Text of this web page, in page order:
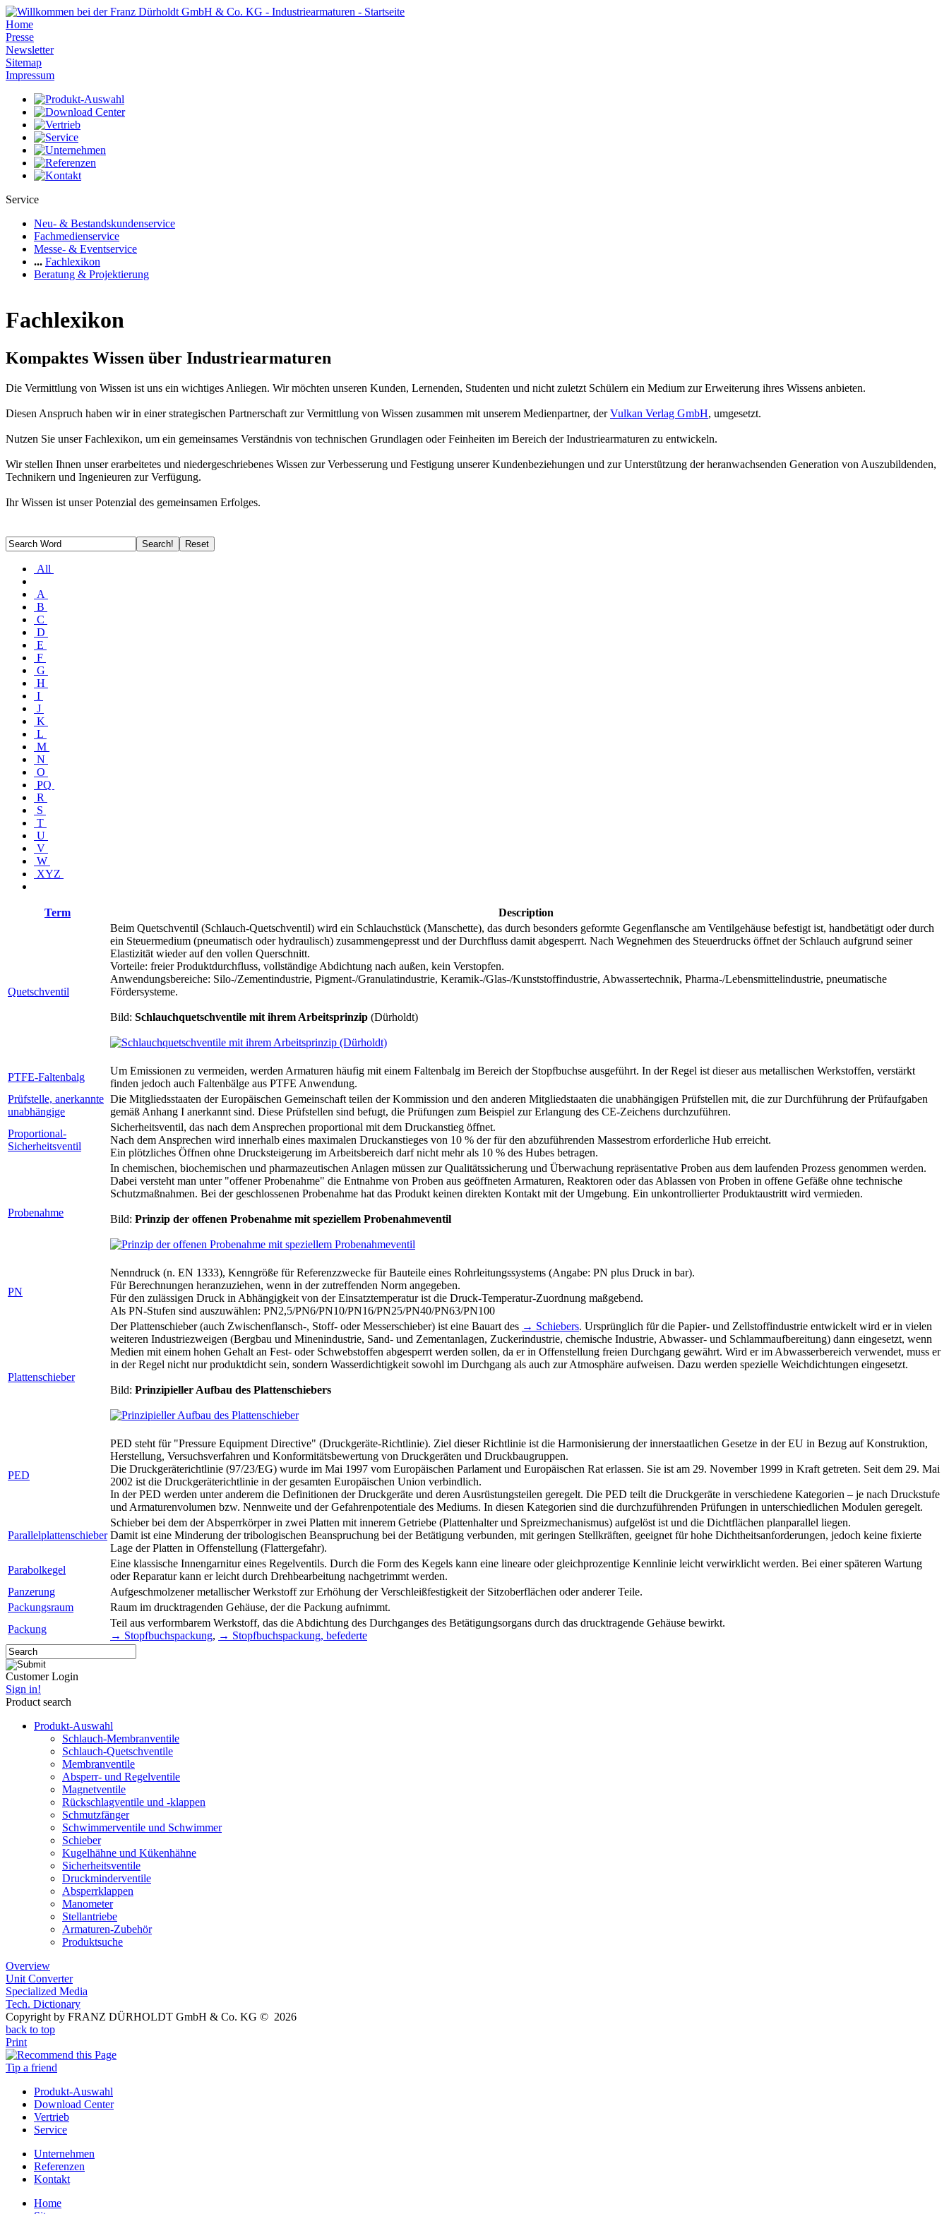
Home
Presse
Newsletter
Sitemap
Impressum
Service
Neu- & Bestandskundenservice
Fachmedienservice
Messe- & Eventservice
... Fachlexikon
Beratung & Projektierung
Fachlexikon
Kompaktes Wissen über Industriearmaturen
Die Vermittlung von Wissen ist uns ein wichtiges Anliegen. Wir möchten unseren Kunden, Lernenden, Studenten und nicht zuletzt Schülern ein Medium zur Erweiterung ihres Wissens anbieten.
Diesen Anspruch haben wir in einer strategischen Partnerschaft zur Vermittlung von Wissen zusammen mit unserem Medienpartner, derVulkan Verlag GmbH, umgesetzt.
Nutzen Sie unser Fachlexikon, um ein gemeinsames Verständnis von technischen Grundlagen oder Feinheiten im Bereich der Industriearmaturen zu entwickeln.
Wir stellen Ihnen unser erarbeitetes und niedergeschriebenes Wissen zur Verbesserung und Festigung unserer Kundenbeziehungen und zur Unterstützung der heranwachsenden Generation von Auszubildenden,
Technikern und Ingenieuren zur Verfügung.
Ihr Wissen ist unser Potenzial des gemeinsamen Erfolges.
All
A
B
C
D
E
F
G
H
I
J
K
L
M
N
O
PQ
R
S
T
U
V
W
XYZ
Term Description
Quetschventil
Beim Quetschventil (Schlauch-Quetschventil) wird ein Schlauchstück (Manschette), das durch besonders geformte Gegenflansche am Ventilgehäuse befestigt ist, handbetätigt oder durch
ein Steuermedium (pneumatisch oder hydraulisch) zusammengepresst und der Durchfluss damit abgesperrt. Nach Wegnehmen des Steuerdrucks öffnet der Schlauch aufgrund seiner
Elastizität wieder auf den vollen Querschnitt.
Vorteile: freier Produktdurchfluss, vollständige Abdichtung nach außen, kein Verstopfen.
Anwendungsbereiche: Silo-/Zementindustrie, Pigment-/Granulatindustrie, Keramik-/Glas-/Kunststoffindustrie, Abwassertechnik, Pharma-/Lebensmittelindustrie, pneumatische
Fördersysteme.
Bild: Schlauchquetschventile mit ihrem Arbeitsprinzip (Dürholdt)
PTFE-Faltenbalg
Um Emissionen zu vermeiden, werden Armaturen häufig mit einem Faltenbalg im Bereich der Stopfbuchse ausgeführt. In der Regel ist dieser aus metallischen Werkstoffen, verstärkt
finden jedoch auch Faltenbälge aus PTFE Anwendung.
Prüfstelle, anerkannte
unabhängige
Die Mitgliedsstaaten der Europäischen Gemeinschaft teilen der Kommission und den anderen Mitgliedstaaten die unabhängigen Prüfstellen mit, die zur Durchführung der Prüfaufgaben
gemäß Anhang I anerkannt sind. Diese Prüfstellen sind befugt, die Prüfungen zum Beispiel zur Erlangung des CE-Zeichens durchzuführen.
Proportional-
Sicherheitsventil
Sicherheitsventil, das nach dem Ansprechen proportional mit dem Druckanstieg öffnet.
Nach dem Ansprechen wird innerhalb eines maximalen Druckanstieges von 10 % der für den abzuführenden Massestrom erforderliche Hub erreicht.
Ein plötzliches Öffnen ohne Drucksteigerung im Arbeitsbereich darf nicht mehr als 10 % des Hubes betragen.
Probenahme
In chemischen, biochemischen und pharmazeutischen Anlagen müssen zur Qualitätssicherung und Überwachung repräsentative Proben aus dem laufenden Prozess genommen werden.
Dabei versteht man unter "offener Probenahme" die Entnahme von Proben aus geöffneten Armaturen, Reaktoren oder das Ablassen von Proben in offene Gefäße ohne technische
Schutzmaßnahmen. Bei der geschlossenen Probenahme hat das Produkt keinen direkten Kontakt mit der Umgebung. Ein unkontrollierter Produktaustritt wird vermieden.
Bild: Prinzip der offenen Probenahme mit speziellem Probenahmeventil
PN
Nenndruck (n. EN 1333), Kenngröße für Referenzzwecke für Bauteile eines Rohrleitungssystems (Angabe: PN plus Druck in bar).
Für Berechnungen heranzuziehen, wenn in der zutreffenden Norm angegeben.
Für den zulässigen Druck in Abhängigkeit von der Einsatztemperatur ist die Druck-Temperatur-Zuordnung maßgebend.
Als PN-Stufen sind auszuwählen: PN2,5/PN6/PN10/PN16/PN25/PN40/PN63/PN100
Plattenschieber
Der Plattenschieber (auch Zwischenflansch-, Stoff- oder Messerschieber) ist eine Bauart des → Schiebers. Ursprünglich für die Papier- und Zellstoffindustrie entwickelt wird er in vielen
weiteren Industriezweigen (Bergbau und Minenindustrie, Sand- und Zementanlagen, Zuckerindustrie, chemische Industrie, Abwasser- und Schlammaufbereitung) dann eingesetzt, wenn
Medien mit einem hohen Gehalt an Fest- oder Schwebstoffen abgesperrt werden sollen, da er in Offenstellung freien Durchgang gewährt. Wird er im Abwasserbereich verwendet, muss er
in der Regel nicht nur produktdicht sein, sondern Wasserdichtigkeit sowohl im Durchgang als auch zur Atmosphäre aufweisen. Dazu werden spezielle Weichdichtungen eingesetzt.
Bild: Prinzipieller Aufbau des Plattenschiebers
PED
PED steht für "Pressure Equipment Directive" (Druckgeräte-Richtlinie). Ziel dieser Richtlinie ist die Harmonisierung der innerstaatlichen Gesetze in der EU in Bezug auf Konstruktion,
Herstellung, Versuchsverfahren und Konformitätsbewertung von Druckgeräten und Druckbaugruppen.
Die Druckgeräterichtlinie (97/23/EG) wurde im Mai 1997 vom Europäischen Parlament und Europäischen Rat erlassen. Sie ist am 29. November 1999 in Kraft getreten. Seit dem 29. Mai
2002 ist die Druckgeräterichtlinie in der gesamten Europäischen Union verbindlich.
In der PED werden unter anderem die Definitionen der Druckgeräte und deren Ausrüstungsteilen geregelt. Die PED teilt die Druckgeräte in verschiedene Kategorien – je nach Druckstufe
und Armaturenvolumen bzw. Nennweite und der Gefahrenpotentiale des Mediums. In diesen Kategorien sind die durchzuführenden Prüfungen in unterschiedlichen Modulen geregelt.
Parallelplattenschieber
Schieber bei dem der Absperrkörper in zwei Platten mit innerem Getriebe (Plattenhalter und Spreizmechanismus) aufgelöst ist und die Dichtflächen planparallel liegen.
Damit ist eine Minderung der tribologischen Beanspruchung bei der Betätigung verbunden, mit geringen Stellkräften, geeignet für hohe Dichtheitsanforderungen, jedoch keine fixierte
Lage der Platten in Offenstellung (Flattergefahr).
Parabolkegel
Eine klassische Innengarnitur eines Regelventils. Durch die Form des Kegels kann eine lineare oder gleichprozentige Kennlinie leicht verwirklicht werden. Bei einer späteren Wartung
oder Reparatur kann er leicht durch Drehbearbeitung nachgetrimmt werden.
Panzerung
Aufgeschmolzener metallischer Werkstoff zur Erhöhung der Verschleißfestigkeit der Sitzoberflächen oder anderer Teile.
Packungsraum
Raum im drucktragenden Gehäuse, der die Packung aufnimmt.
Packung
Teil aus verformbarem Werkstoff, das die Abdichtung des Durchganges des Betätigungsorgans durch das drucktragende Gehäuse bewirkt.
→ Stopfbuchspackung, → Stopfbuchspackung, befederte
Customer Login
Sign in!
Product search
Produkt-Auswahl
Schlauch-Membranventile
Schlauch-Quetschventile
Membranventile
Absperr- und Regelventile
Magnetventile
Rückschlagventile und -klappen
Schmutzfänger
Schwimmerventile und Schwimmer
Schieber
Kugelhähne und Kükenhähne
Sicherheitsventile
Druckminderventile
Absperrklappen
Manometer
Stellantriebe
Armaturen-Zubehör
Produktsuche
Overview
Unit Converter
Specialized Media
Tech. Dictionary
Copyright by FRANZ DÜRHOLDT GmbH & Co. KG © 2026
back to top
Print
Tip a friend
Produkt-Auswahl
Download Center
Vertrieb
Service
Unternehmen
Referenzen
Kontakt
Home